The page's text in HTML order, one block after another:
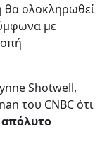
θα ολοκληρωθεί
με
Shotwell,
του CNBC ότι
απόλυτο